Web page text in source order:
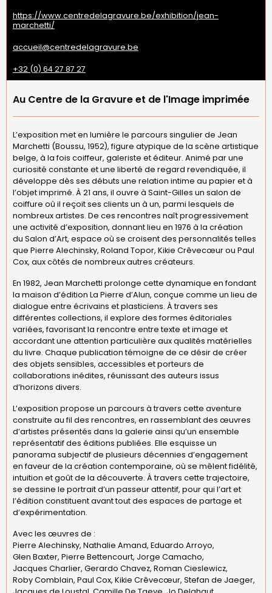
Au Centre de la Gravure et de l'Image imprimée
L’exposition met en lumière le parcours singulier de Jean
Marchetti (Boussu, 1952), figure atypique de la scène artistique
belge, à la fois coiffeur, galeriste et éditeur. Animé par une
curiosité constante et une liberté de regard revendiquée, il
développe dès ses débuts une relation intime au papier et à
l’objet imprimé. À 21 ans, il ouvre à Saint-Gilles un salon de
coiffure où il reçoit ses clients un à un, parmi lesquels de
nombreux artistes. De ces rencontres naît progressivement
une activité d’exposition, donnant lieu en 1976 à la création
du Salon d’Art, espace où se croisent des personnalités telles
que Pierre Alechinsky, Roland Topor, Kikie Crêvecœur ou Paul
Cox, aux côtés de nombreux autres créateurs.
En 1982, Jean Marchetti prolonge cette dynamique en fondant
la maison d’édition La Pierre d’Alun, conçue comme un lieu de
dialogue entre écrivains et plasticiens. À travers ses
différentes collections, il explore des formes éditoriales
variées, favorisant la rencontre entre texte et image et
accordant une attention particulière aux qualités matérielles
du livre. Chaque publication témoigne de ce désir de créer
des objets sensibles, accessibles et porteurs de
collaborations inédites, réunissant des auteurs issus
d’horizons divers.
L’exposition propose un parcours à travers cette aventure
construite au fil des rencontres, en rassemblant des œuvres
d’artistes présentés dans la galerie ainsi qu’un ensemble
représentatif des éditions publiées. Elle esquisse un
panorama subjectif de plusieurs décennies d’engagement
en faveur de la création contemporaine, où se mêlent fidélité,
intuition et goût de la découverte. À travers cette trajectoire,
se dessine le portrait d’un passeur attentif, pour qui l’art et
l’édition constituent avant tout des espaces de partage et
d’expérimentation.
Avec les œuvres de :
Pierre Alechinsky, Nathalie Amand, Eduardo Arroyo,
Glen Baxter, Pierre Bettencourt, Jorge Camacho,
Jacques Charlier, Gerardo Chavez, Roman Cieslewicz,
Roby Comblain, Paul Cox, Kikie Crêvecœur, Stefan de Jaeger,
https://www.centredelagravure.be/exhibition/jean-
marchetti/
accueil@centredelagravure.be
+32 (0) 64 27 87 27